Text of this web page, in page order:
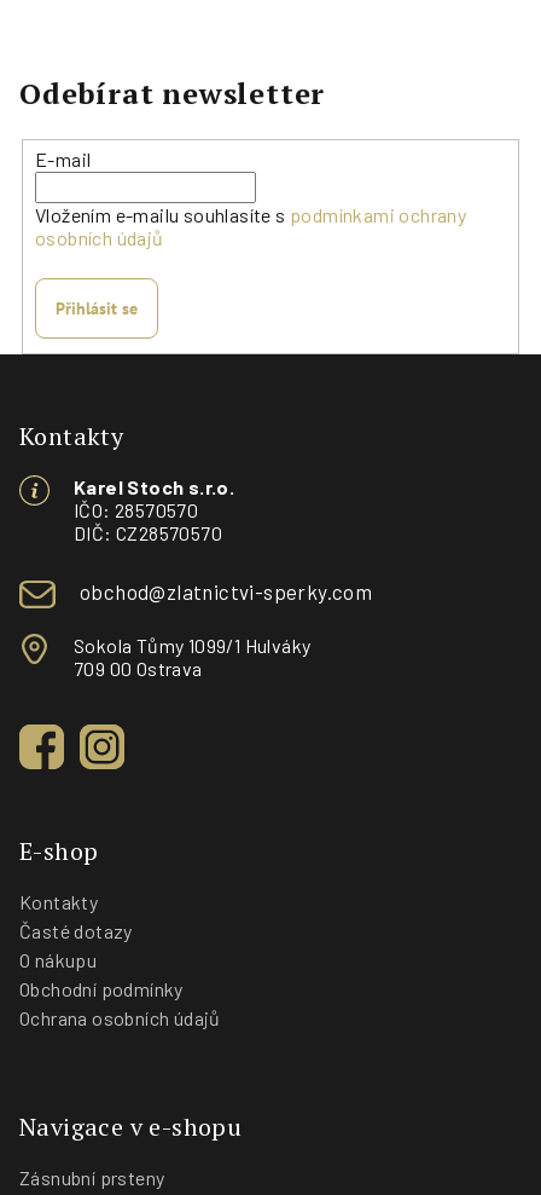
Odebírat newsletter
E-mail
Vložením e-mailu souhlasíte s podmínkami ochrany
osobních údajů
Přihlásit se
Kontakty
Karel Stoch s.r.o.
IČO: 28570570
DIČ: CZ28570570
obchod@zlatnictvi-sperky.com
Sokola Tůmy 1099/1 Hulváky
709 00 Ostrava
E-shop
Kontakty
Časté dotazy
O nákupu
Obchodní podmínky
Ochrana osobních údajů
Navigace v e-shopu
Zásnubní prsteny